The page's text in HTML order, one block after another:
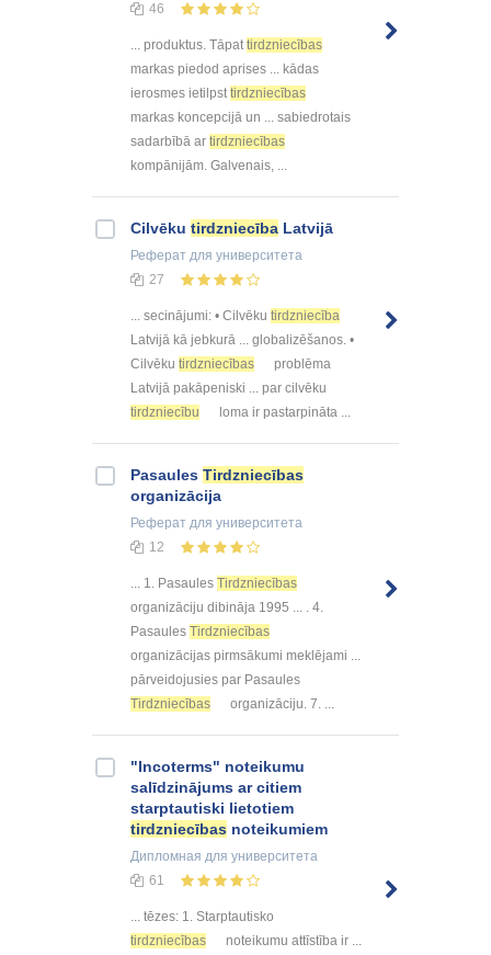
46
... produktus. Tāpattirdzniecības
markas piedod aprises ... kādas
ierosmes ietilpsttirdzniecības
markas koncepcijā un ... sabiedrotais
sadarbībā ar tirdzniecības
kompānijām. Galvenais, ...
Cilvēku tirdzniecība Latvijā
Реферат для университета
27
... secinājumi: • Cilvēku tirdzniecība
Latvijā kā jebkurā ... globalizēšanos. •
Cilvēku tirdzniecības
problēma
Latvijā pakāpeniski ... par cilvēku
tirdzniecību
loma ir pastarpināta ...
Pasaules Tirdzniecības
organizācija
Реферат для университета
12
... 1. Pasaules Tirdzniecības
organizāciju dibināja 1995 ... . 4.
Pasaules Tirdzniecības
organizācijas pirmsākumi meklējami ...
pārveidojusies par Pasaules
Tirdzniecības
organizāciju. 7. ...
"Incoterms" noteikumu
salīdzinājums ar citiem
starptautiski lietotiem
tirdzniecības noteikumiem
Дипломная для университета
61
... tēzes: 1. Starptautisko
tirdzniecības
noteikumu attīstība ir ...